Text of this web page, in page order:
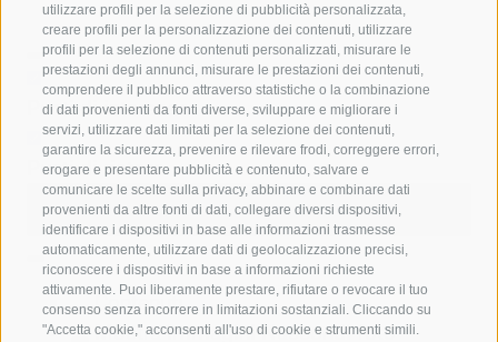
utilizzare profili per la selezione di pubblicità personalizzata,
creare profili per la personalizzazione dei contenuti, utilizzare
profili per la selezione di contenuti personalizzati, misurare le
prestazioni degli annunci, misurare le prestazioni dei contenuti,
comprendere il pubblico attraverso statistiche o la combinazione
di dati provenienti da fonti diverse, sviluppare e migliorare i
servizi, utilizzare dati limitati per la selezione dei contenuti,
garantire la sicurezza, prevenire e rilevare frodi, correggere errori,
erogare e presentare pubblicità e contenuto, salvare e
comunicare le scelte sulla privacy, abbinare e combinare dati
provenienti da altre fonti di dati, collegare diversi dispositivi,
identificare i dispositivi in base alle informazioni trasmesse
automaticamente, utilizzare dati di geolocalizzazione precisi,
riconoscere i dispositivi in base a informazioni richieste
attivamente. Puoi liberamente prestare, rifiutare o revocare il tuo
consenso senza incorrere in limitazioni sostanziali. Cliccando su
"Accetta cookie," acconsenti all'uso di cookie e strumenti simili.
Punti di interesse
Punti di ristoro
Avvia Anteprima Flyover Interrompi
Anteprima Flyover
Contenuti
Mostra immagini Nascondi foto